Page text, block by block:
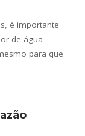
é importante
de água
para que